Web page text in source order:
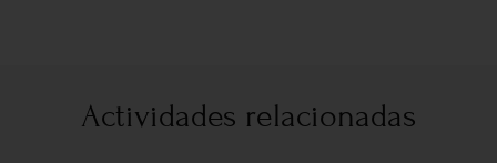
Actividades relacionadas